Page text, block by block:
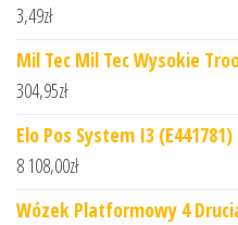
3,49zł
Mil Tec Mil Tec Wysokie
304,95zł
Elo Pos System I3 (E441781)
8 108,00zł
Wózek Platformowy 4